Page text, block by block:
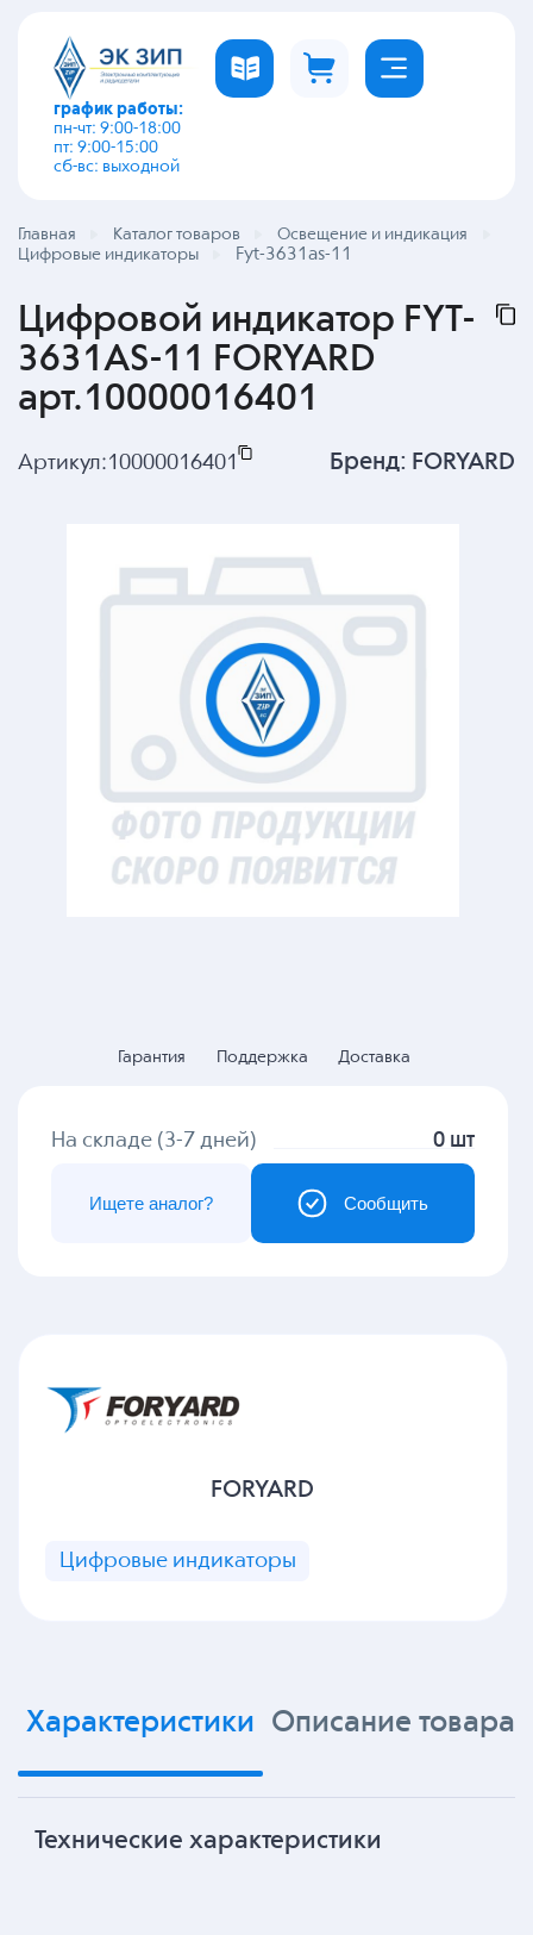
график работы:
пн-чт: 9:00-18:00
пт: 9:00-15:00
сб-вс: выходной
Главная Каталог товаров
Освещение и индикация
Цифровые индикаторы
Fyt-3631as-11
Цифровой индикатор FYT-
3631AS-11 FORYARD
арт.10000016401
Артикул:10000016401 Бренд: FORYARD
Гарантия Поддержка Доставка
На складе (3-7 дней) 0 шт
Сообщить
Ищете аналог?
FORYARD
Цифровые индикаторы
Характеристики Описание товара
Технические характеристики